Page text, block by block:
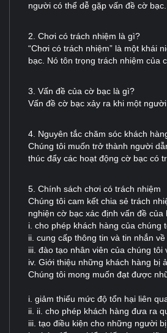
người có thể dễ gặp vấn đề cờ bạc.
2. Chơi có trách nhiệm là gì?
“Chơi có trách nhiệm” là một khái
bạc. Nó tôn trọng trách nhiệm của
3. Vấn đề của cờ bạc là gì?
Vấn đề cờ bạc xảy ra khi một
4. Nguyên tắc chăm sóc khách
Chúng tôi muốn trở thành người
thúc đẩy các hoạt động cờ bạc có
5. Chính sách chơi có trách nhiệm
Chúng tôi cam kết chia sẻ trách
nghiện cờ bạc xác định vấn đề
i. cho phép khách hàng của
ii. cung cấp thông tin và tin nhắn
iii. đào tạo nhân viên của chúng
iv. Giới thiệu những khách hàng bị
Chúng tôi mong muốn đạt được
i. giảm thiểu mức độ tổn hại liên
ii. ii. cho phép khách hàng đưa ra
iii. tạo điều kiện cho những người